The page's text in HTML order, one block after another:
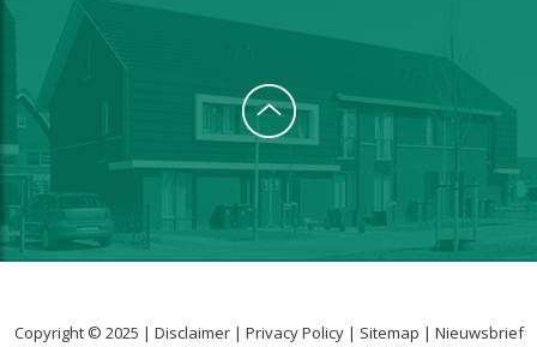
Copyright © 2025 | Disclaimer | Privacy Policy | Sitemap | Nieuwsbrief